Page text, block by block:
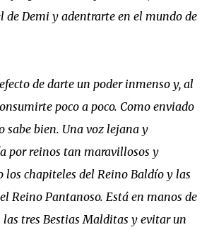
de Demi y adentrarte en el mundo de
de darte un poder inmenso y, al
poco a poco. Como enviado
sabe bien. Una voz lejana y
por reinos tan maravillosos y
los chapiteles del Reino Baldío y las
Reino Pantanoso. Está en manos de
las tres Bestias Malditas y evitar un